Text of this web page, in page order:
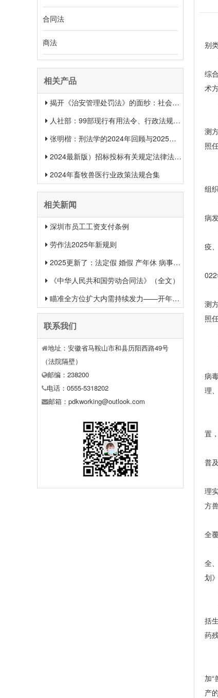
合同法
商法
相关产品
揭开《治安管理处罚法》的面纱：社会治安权威指南
人社部：99部现行有用法令、行政法规、规章汇总（2025年1月更新）
张明楷：刑法学的2024年回顾与2025年展望
2024最新版）招标投标有关规定法律法规汇总＋适用范围 【收藏】
2024年畜牧兽医行业政策法规合集
相关新闻
深圳市员工工资支付条例
劳作法2025年新规则
2025更新了：法定假 婚假 产年休 病事假等26类规定和待遇一览
《中华人民共和国劳动合同法》（全文）
瞄准全方位扩大内需持续发力——开年中国经济一线观察之一
联系我们
地址：安徽省马鞍山市和县历阳西路49号
（法院隔壁）
邮编：238200
电话：0555-5318202
邮箱：pdkworking@outlook.com
别
综
术
测
照
组
病
疫
测
照
病
理
置
普
理
方
全
全
划
括
药
加
产